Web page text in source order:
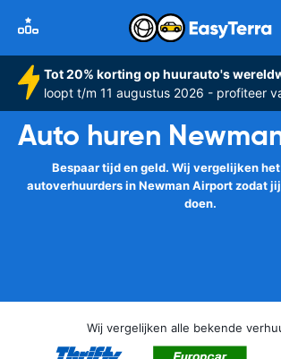
Tot 20% korting op huurauto's
loopt t/m 11 augustus 2026 - profiteer
Auto huren
Bespaar tijd en geld. Wij vergelijken
autoverhuurders in Newman Airport zodat
doen.
Wij vergelijken alle bekende